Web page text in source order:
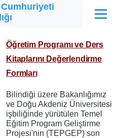
Cumhuriyeti
Menü
Öğretim Programı ve Ders
Kitaplarını Değerlendirme
Formları
Bilindiği üzere Bakanlığımız
ve Doğu Akdeniz Üniversitesi
işbiliğinde yürütülen Temel
Eğitim Program Geliştirme
Projesi'nin (TEPGEP) son